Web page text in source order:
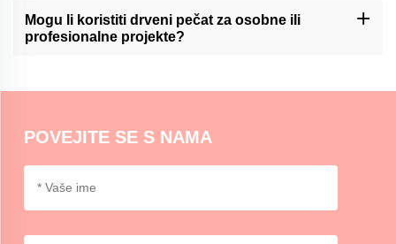
koristiti. Međutim, za dostizanje dosljednih i čistih dojmova možda
je potrebno vježbati.
Mogu li koristiti drveni pečat za osobne ili
profesionalne projekte?
zanatstvu, umjetničkim djelima ili brendiranju.
POVEJITE SE S NAMA